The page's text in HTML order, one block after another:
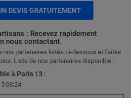
DEVIS GRATUITEMENT
: Recevez rapidement
nous contactant.
nos partenaires listés ci-dessous et faites
Liste de nos partenaires disponible :
à Paris 13 :